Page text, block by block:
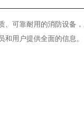
、可靠耐用的消防设备
用户提供全面的信息。